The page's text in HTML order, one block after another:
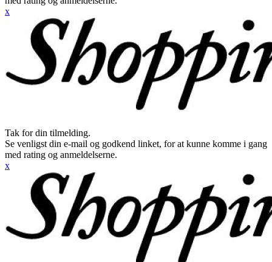
x
Tak for din tilmelding.
Se venligst din e-mail og godkend linket, for at kunne komme i gang
med rating og anmeldelserne.
x